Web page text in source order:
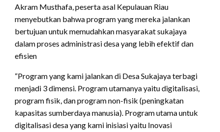
Akram Musthafa, peserta asal Kepulauan Riau
menyebutkan bahwa program yang mereka jalankan
bertujuan untuk memudahkan masyarakat sukajaya
dalam proses administrasi desa yang lebih efektif dan
efisien
“Program yang kami jalankan di Desa Sukajaya terbagi
menjadi 3 dimensi. Program utamanya yaitu digitalisasi,
program fisik, dan program non-fisik (peningkatan
kapasitas sumberdaya manusia). Program utama untuk
digitalisasi desa yang kami inisiasi yaitu Inovasi